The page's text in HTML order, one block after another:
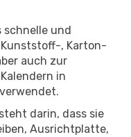
schnelle und
, Karton-
auch zur
in
darin, dass sie
Ausrichtplatte,